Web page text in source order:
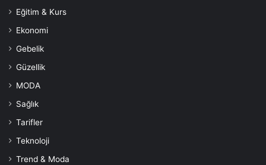
Eğitim & Kurs
Ekonomi
Gebelik
Güzellik
MODA
Sağlık
Tarifler
Teknoloji
Trend & Moda